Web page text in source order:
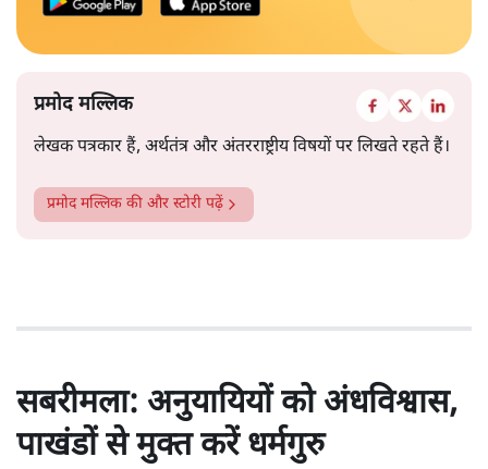
प्रमोद मल्लिक
लेखक पत्रकार हैं, अर्थतंत्र और अंतरराष्ट्रीय विषयों पर लिखते रहते हैं।
प्रमोद मल्लिक की और स्टोरी पढ़ें
सबरीमला: अनुयायियों को अंधविश्वास,
पाखंडों से मुक्त करें धर्मगुरु